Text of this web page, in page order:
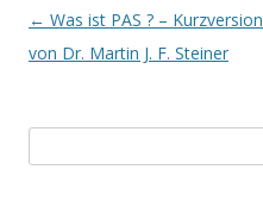
Beitrags-
Navigation
← Was ist PAS ? – Kurzversion
von Dr. Martin J. F. Steiner
nach: